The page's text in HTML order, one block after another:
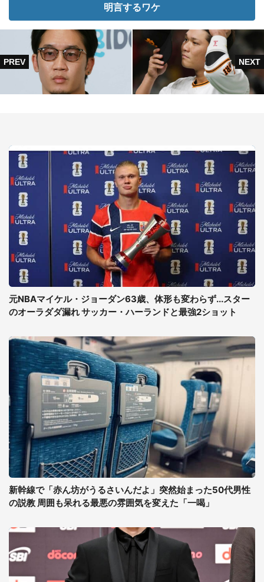
明言するワケ
元NBAマイケル・ジョーダン63歳、体形も変わらず...スター
のオーラダダ漏れ サッカー・ハーランドと最強2ショット
新幹線で「赤ん坊がうるさいんだよ」突然始まった50代男性
の説教 周囲も呆れる最悪の雰囲気を変えた「一喝」